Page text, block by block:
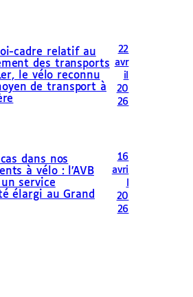
cadre relatif au
des transports
le vélo reconnu
de transport à
22
avr
il
20
26
dans nos
à vélo : l’AVB
service
élargi au Grand
16
avri
20
26